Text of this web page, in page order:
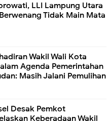
LLI Lampung Utara
Tidak Main Mata
Wakil Wali Kota
Agenda Pemerintahan
Masih Jalani Pemulihan
Desak Pemkot
Keberadaan Wakil